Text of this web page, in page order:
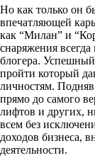
Но как только он
впечатляющей
как “Милан” и
снаряжения
блогера.
пройти который
личностям.
прямо до самого
лифтов и других,
всем без
доходов бизнеса,
деятельности.